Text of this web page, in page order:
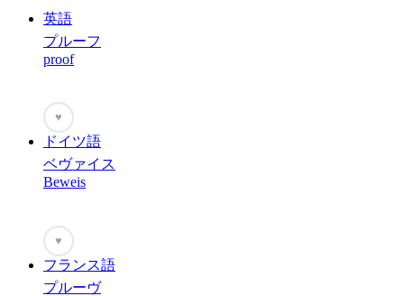
英語
プルーフ
proof
♥
ドイツ語
ベヴァイス
Beweis
♥
フランス語
プルーヴ